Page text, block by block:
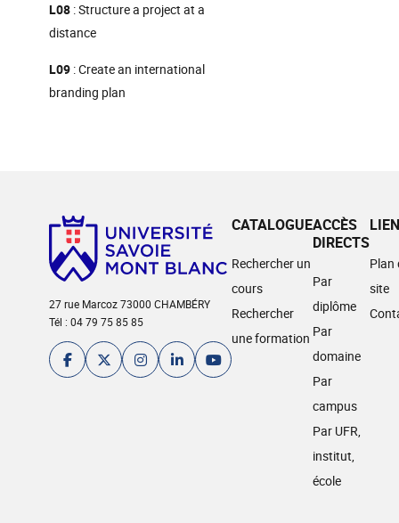
L08 : Structure a project at a
distance
L09 : Create an international
branding plan
27 rue Marcoz 73000 CHAMBÉRY
Tél : 04 79 75 85 85
CATALOGUE
Rechercher un
cours
Rechercher
une formation
ACCÈS
DIRECTS
Par
diplôme
Par
domaine
Par
campus
Par UFR,
institut,
école
Plan
site